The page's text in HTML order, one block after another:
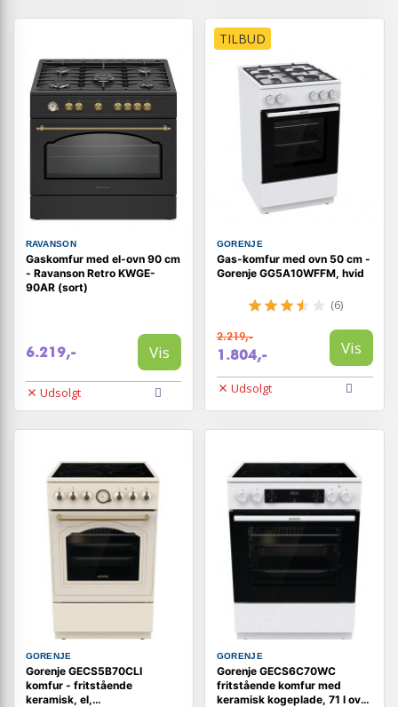
RAVANSON
Gaskomfur med el-ovn 90 cm
- Ravanson Retro KWGE-
90AR (sort)
6.219,- Vis
Udsolgt
TILBUD
GORENJE
Gas-komfur med ovn 50 cm -
Gorenje GG5A10WFFM, hvid
(6)
2.219,-
1.804,- Vis
Udsolgt
GORENJE
Gorenje GECS5B70CLI
komfur - fritstående
keramisk, el,
GORENJE
Gorenje GECS6C70WC
fritstående komfur med
keramisk kogeplade, 71 l ovn